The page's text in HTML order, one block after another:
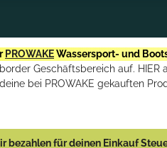
PROWAKEWassersport- und
Geschäftsbereich auf.
deine bei PROWAKE gekauften
bezahlen für deinen Einkauf